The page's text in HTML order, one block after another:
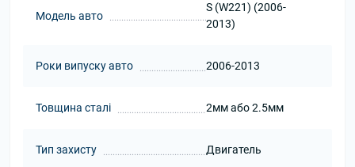
Модель авто
S (W221) (2006-
2013)
Роки випуску авто 2006-2013
Товщина сталі 2мм або 2.5мм
Тип захисту Двигатель